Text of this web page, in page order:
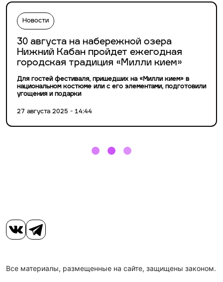
Новости
30 августа на набережной озера
Нижний Кабан пройдет ежегодная
городская традиция «Милли кием»
Для гостей фестиваля, пришедших на «Милли кием» в
национальном костюме или с его элементами, подготовили
угощения и подарки
27 августа 2025 - 14:44
Все материалы, размещенные на сайте, защищены законом.